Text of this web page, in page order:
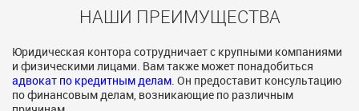
НАШИ ПРЕИМУЩЕСТВА
Юридическая контора сотрудничает с крупными компаниями
и физическими лицами. Вам также может понадобиться
адвокат по кредитным делам . Он предоставит консультацию
по финансовым делам, возникающие по различным